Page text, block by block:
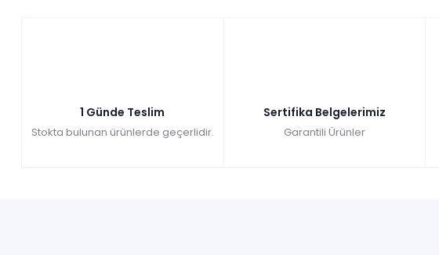
1 Günde Teslim
Stokta bulunan ürünlerde geçerlidir.
Sertifika Belgelerimiz
Garantili Ürünler